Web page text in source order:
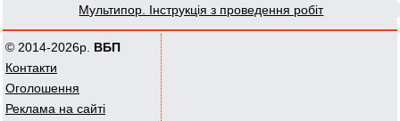
Мультипор. Інструкція з проведення робіт
© 2014-2026р. ВБП
Контакти
Оголошення
Реклама на сайті